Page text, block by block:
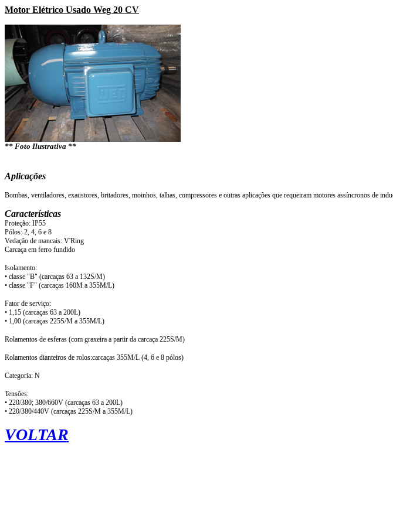
Motor Elétrico Usado Weg 20 CV
** Foto Ilustrativa **
Aplicações
Bombas, ventiladores, exaustores, britadores, moinhos, talhas, compressores e outras aplicações que requeiram motores assíncronos de
Características
Proteção: IP55
Pólos: 2, 4, 6 e 8
Vedação de mancais: V'Ring
Carcaça em ferro fundido
Isolamento:
• classe "B" (carcaças 63 a 132S/M)
• classe "F" (carcaças 160M a 355M/L)
Fator de serviço:
• 1,15 (carcaças 63 a 200L)
• 1,00 (carcaças 225S/M a 355M/L)
Rolamentos de esferas (com graxeira a partir da carcaça 225S/M)
Rolamentos dianteiros de rolos:carcaças 355M/L (4, 6 e 8 pólos)
Categoria: N
Tensões:
• 220/380; 380/660V (carcaças 63 a 200L)
• 220/380/440V (carcaças 225S/M a 355M/L)
VOLTAR